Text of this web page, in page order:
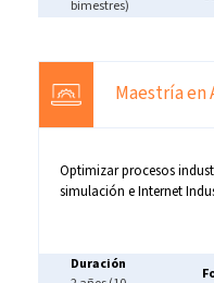
bimestres)
Maestría
Optimizar procesos
simulación e Internet
Duración